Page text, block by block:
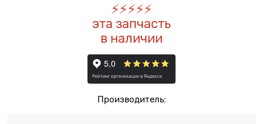
⚡️⚡️⚡️⚡️⚡️
эта запчасть
в наличии
Производитель: